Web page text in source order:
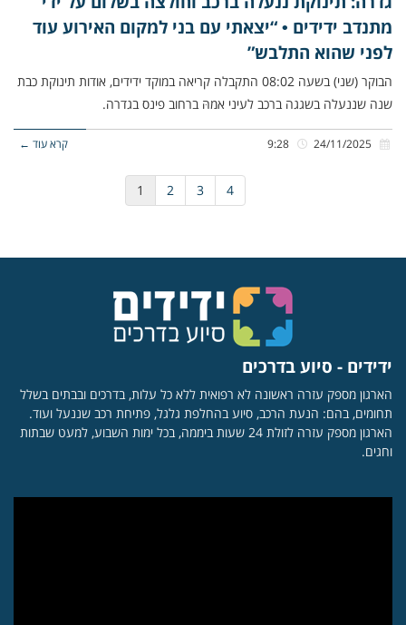
מתנדב ידידים • “יצאתי עם בני למקום האירוע עוד
לפני שהוא התלבש”
הבוקר (שני) בשעה 08:02 התקבלה קריאה במוקד ידידים, אודות תינוקת כבת
שנה שננעלה בשגגה ברכב לעיני אמהּ ברחוב פינס בגדרה.
קרא עוד ←
1 2 3 4
ידידים - סיוע בדרכים
הארגון מספק עזרה ראשונה לא רפואית ללא כל עלות, בדרכים ובבתים בשלל
תחומים, בהם: הנעת הרכב, סיוע בהחלפת גלגל, פתיחת רכב שננעל ועוד.
הארגון מספק עזרה לזולת 24 שעות ביממה, בכל ימות השבוע, למעט שבתות
וחגים.